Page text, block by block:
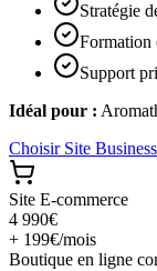
Stratégie
Formation
Support
Idéal pour :
Choisir Site Business
Site E-commerce
4 990€
+ 199€/mois
Boutique en ligne